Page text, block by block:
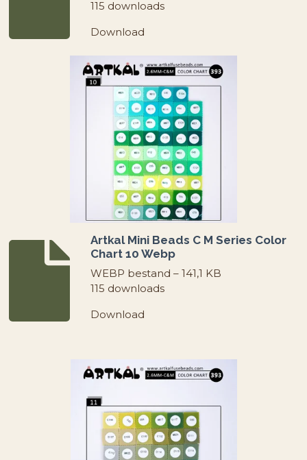
115 downloads
Download
Artkal Mini Beads C M Series Color
Chart 10 Webp
WEBP bestand – 141,1 KB
115 downloads
Download